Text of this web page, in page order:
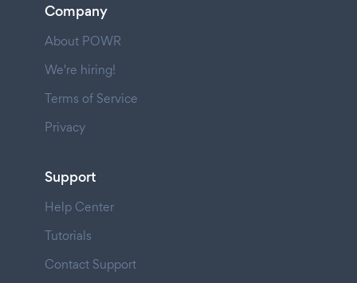
Company
About POWR
We're hiring!
Terms of Service
Privacy
Support
Help Center
Tutorials
Contact Support